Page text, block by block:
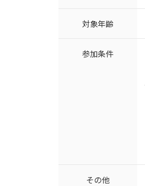
対象年齢
参加条件
その他